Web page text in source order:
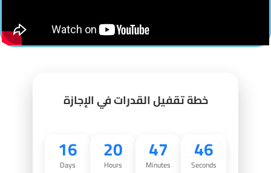
خطة تقفيل القدرات في الإجازة
16
Days
20
Hours
47
Minutes
45
Seconds